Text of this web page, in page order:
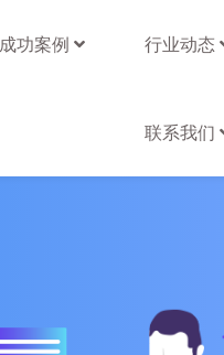
成功案例 行业动态
联系我们